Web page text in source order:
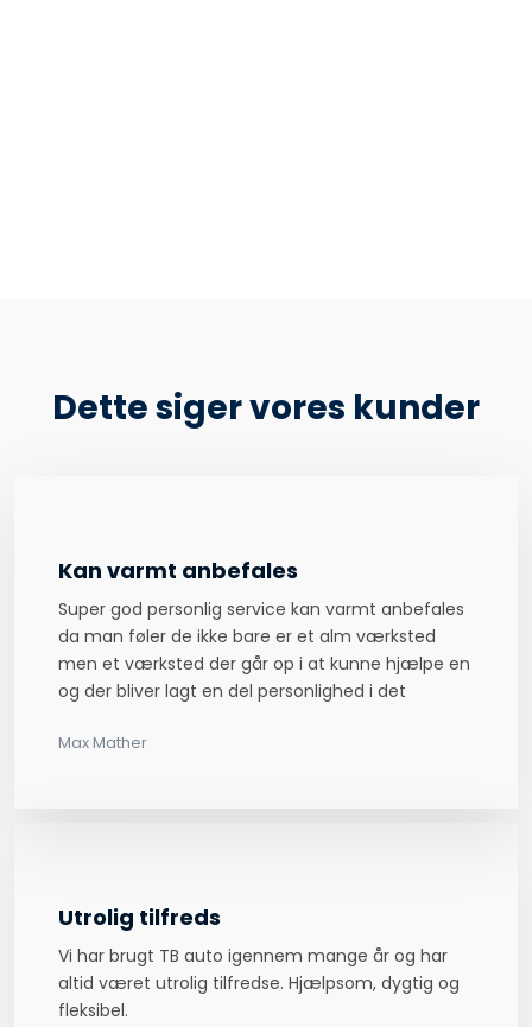
Dette siger vores kunder
Kan varmt anbefales
Super god personlig service kan varmt anbefales
da man føler de ikke bare er et alm værksted
men et værksted der går op i at kunne hjælpe en
og der bliver lagt en del personlighed i det
Max Mather​
Utrolig tilfreds
Vi har brugt TB auto igennem mange år og har
altid været utrolig tilfredse. Hjælpsom, dygtig og
fleksibel.